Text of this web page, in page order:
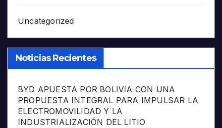
Uncategorized
Noticias Recientes
BYD APUESTA POR BOLIVIA CON UNA
PROPUESTA INTEGRAL PARA IMPULSAR LA
ELECTROMOVILIDAD Y LA
INDUSTRIALIZACIÓN DEL LITIO